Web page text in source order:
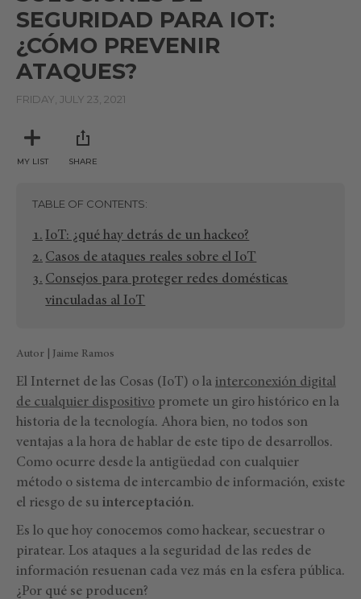
SEGURIDAD PARA IOT:
¿CÓMO PREVENIR
ATAQUES?
FRIDAY, JULY 23, 2021
MY LIST SHARE
TABLE OF CONTENTS
IoT: ¿qué hay detrás de un hackeo?
Casos de ataques reales sobre el IoT
Consejos para proteger redes domésticas
vinculadas al IoT
Autor | Jaime Ramos
El Internet de las Cosas (IoT) o la interconexión digital
de cualquier dispositivo promete un giro histórico en la
historia de la tecnología. Ahora bien, no todos son
ventajas a la hora de hablar de este tipo de desarrollos.
Como ocurre desde la antigüedad con cualquier
método o sistema de intercambio de información, existe
el riesgo de su interceptación.
Es lo que hoy conocemos como hackear, secuestrar o
piratear. Los ataques a la seguridad de las redes de
información resuenan cada vez más en la esfera pública.
¿Por qué se producen?